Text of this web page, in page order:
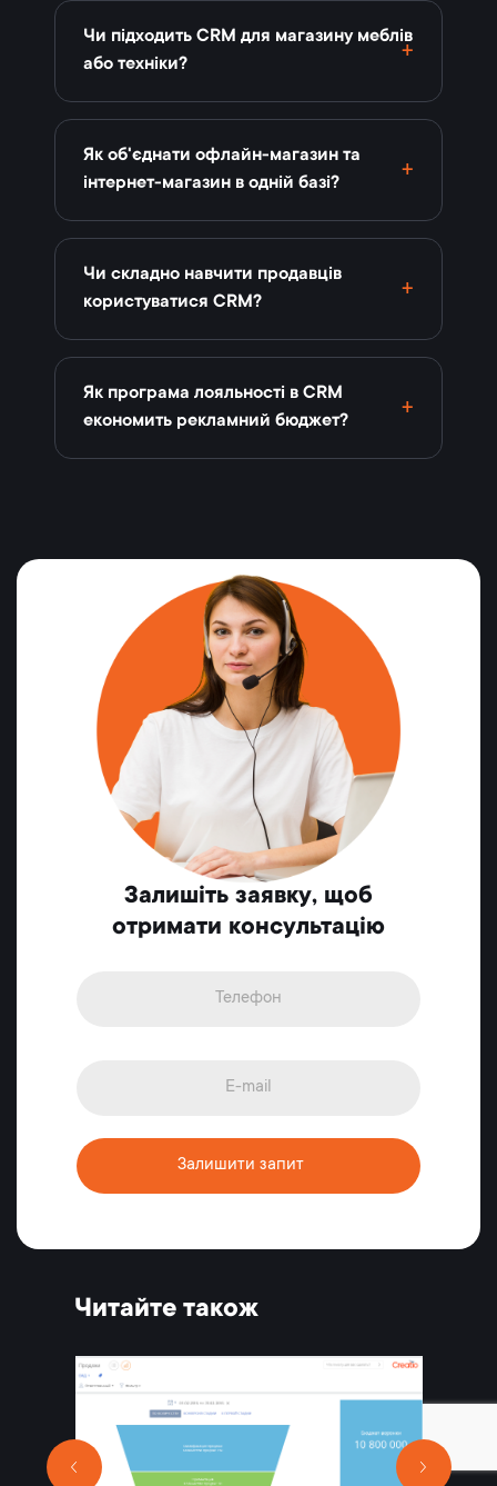
Чи підходить CRM для магазину меблів
або техніки?
Як об'єднати офлайн-магазин та
інтернет-магазин в одній базі?
Чи складно навчити продавців
користуватися CRM?
Як програма лояльності в CRM
економить рекламний бюджет?
Залишіть заявку, щоб
отримати консультацію
Залишити запит
Читайте також